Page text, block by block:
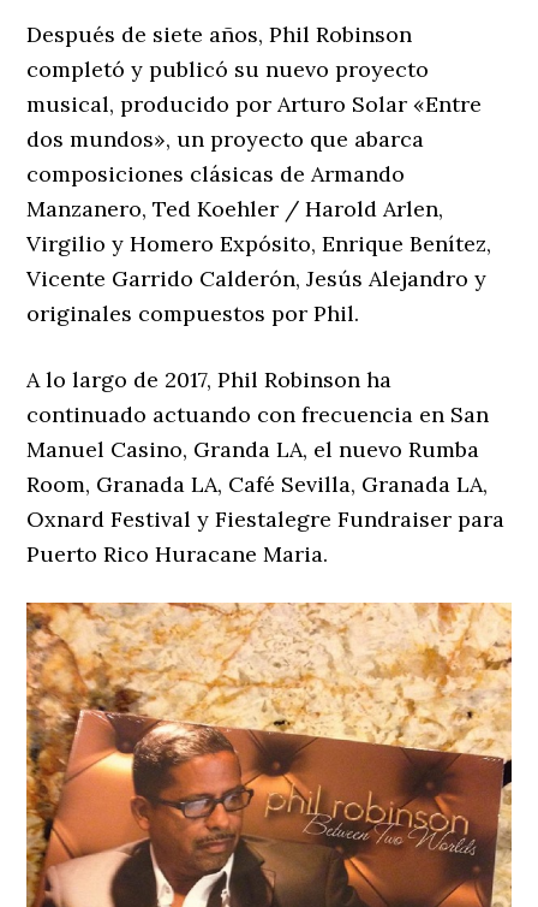
Después de siete años, Phil Robinson
completó y publicó su nuevo proyecto
musical, producido por Arturo Solar «Entre
dos mundos», un proyecto que abarca
composiciones clásicas de Armando
Manzanero, Ted Koehler / Harold Arlen,
Virgilio y Homero Expósito, Enrique Benítez,
Vicente Garrido Calderón, Jesús Alejandro y
originales compuestos por Phil.
A lo largo de 2017, Phil Robinson ha
continuado actuando con frecuencia en San
Manuel Casino, Granda LA, el nuevo Rumba
Room, Granada LA, Café Sevilla, Granada LA,
Oxnard Festival y Fiestalegre Fundraiser para
Puerto Rico Huracane Maria.